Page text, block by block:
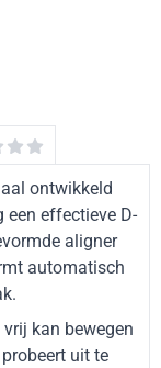
ontwikkeld
een effectieve D-
aligner
automatisch
kan bewegen
uit te